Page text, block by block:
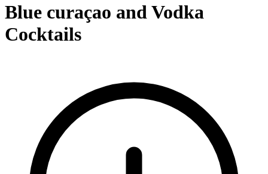
Blue curaçao and Vodka
Cocktails